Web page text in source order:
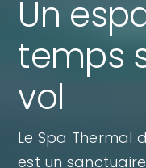
Un
temps
vol
Le Spa Thermal
est un